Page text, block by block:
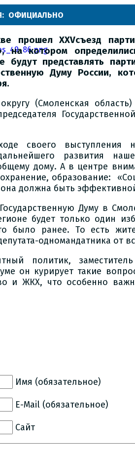
ОФИЦИАЛЬНО
прошел XXVсъезд
на котором
будут представлять
Думу России,
(Смоленская
своего выступления
развития
дому. А в центре
образование:
должна быть
Думу в
будет только один
ранее. То есть
одномандатника от
политик,
он курирует такие
и ЖКХ, что особенно
Имя (обязательное)
E-Mail (обязательное)
Сайт